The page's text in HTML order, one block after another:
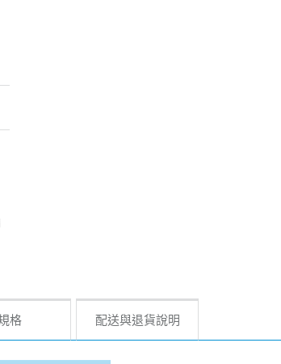
格 配送與退貨說明